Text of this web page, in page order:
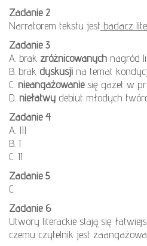
Zadanie 2
Narratorem tekstu jest badacz
Zadanie 3
A. brak zróżnicowanych nagród
B. brak dyskusji na temat
C. nieangażowaniesię gazet w
D. niełatwy debiut młodych
Zadanie 4
A. III
B. I
C. II
Zadanie 5
C
Zadanie 6
Utwory literackie stają się
czemu czytelnik jest